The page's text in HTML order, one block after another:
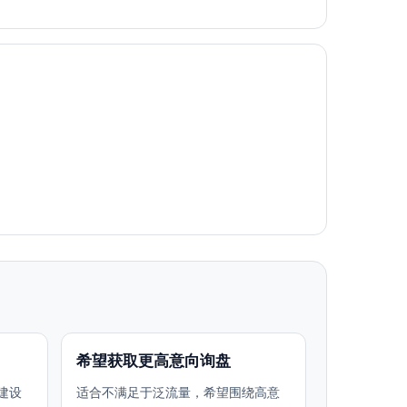
设
希望获取更高意向询盘
适合不满足于泛流量，希望围绕高意